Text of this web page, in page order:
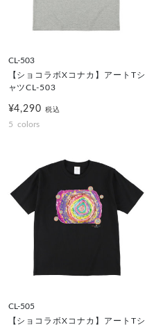
CL-503
【ショコラボXコナカ】アートTシ
ャツCL-503
¥4,290税込
5 colors
CL-505
【ショコラボXコナカ】アートTシ